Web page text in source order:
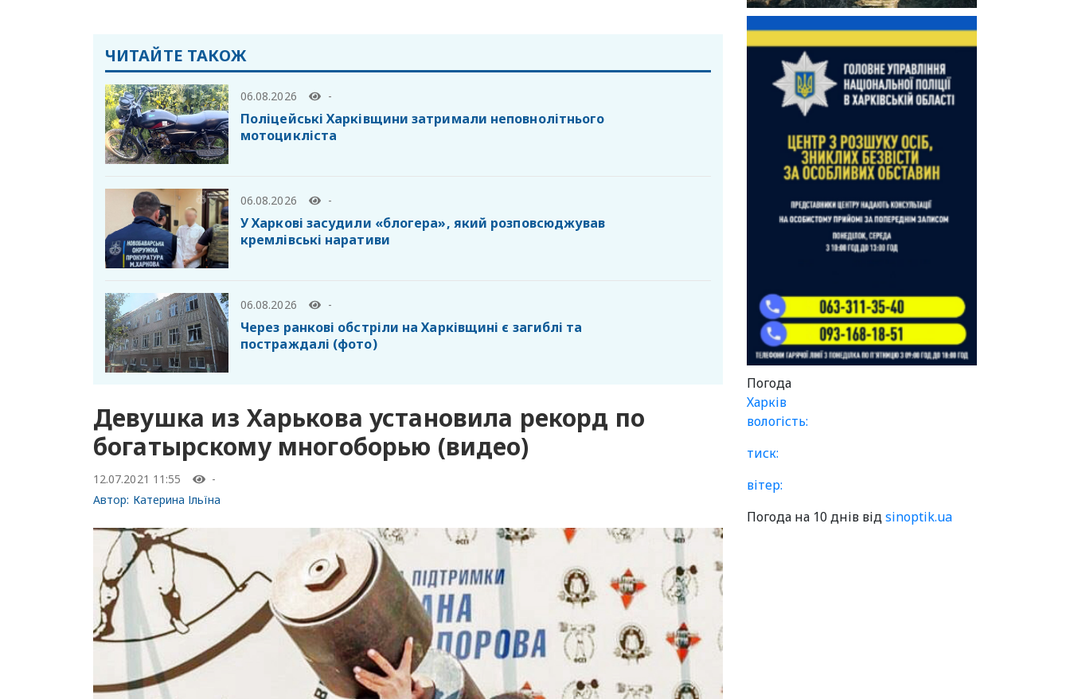
ЧИТАЙТЕ ТАКОЖ
06.08.2026 -
Поліцейські Харківщини затримали неповнолітнього
мотоцикліста
06.08.2026 -
У Харкові засудили «блогера», який розповсюджував
кремлівські наративи
06.08.2026 -
Через ранкові обстріли на Харківщині є загиблі та
постраждалі (фото)
Девушка из Харькова установила рекорд по
богатырскому многоборью (видео)
12.07.2021 11:55
-
Автор: Катерина Ільїна
Погода
Харків
вологість:
тиск:
вітер:
Погода на 10 днів відsinoptik.ua